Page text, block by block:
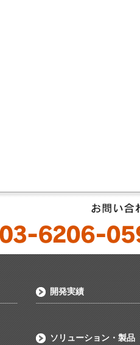
開発実績
ソリューション・製品